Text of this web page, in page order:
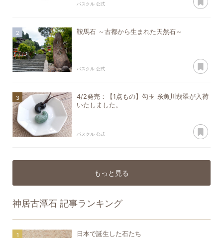
パスクル 公式
鞍馬石 ～古都から生まれた天然石～
パスクル 公式
4/2発売：【1点もの】勾玉 糸魚川翡翠が入荷
いたしました。
パスクル 公式
もっと見る
神居古潭石 記事ランキング
日本で誕生した石たち